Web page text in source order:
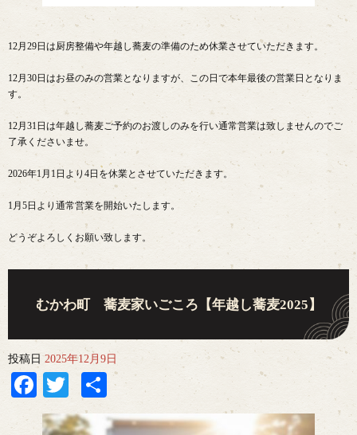
12月29日は厨房整備や年越し蕎麦の準備のため休業させていただきます。
12月30日はお昼のみの営業となりますが、この日で本年最後の営業日となりま
す。
12月31日は年越し蕎麦ご予約のお渡しのみを行い通常営業は致しませんのでご
了承くださいませ。
2026年1月1日より4日を休業とさせていただきます。
1月5日より通常営業を開始いたします。
どうぞよろしくお願い致します。
むかわ町 蕎麦家いごころ【年越し蕎麦2025】
投稿日 2025年12月9日
Facebook
Twitter
共
有